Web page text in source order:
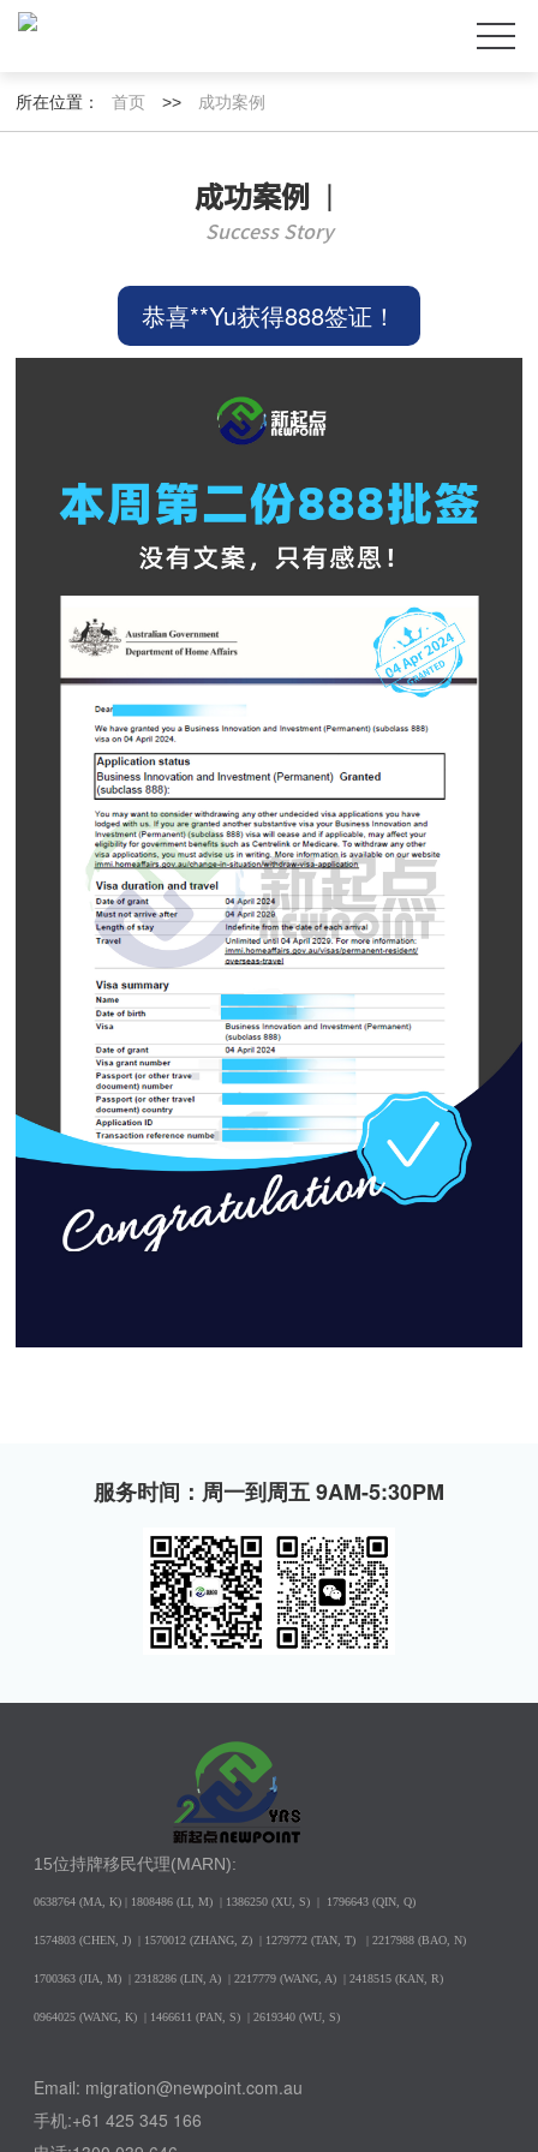
所在位置： 首页 >> 成功案例
成功案例 丨
Success Story
恭喜**Yu获得888签证！
服务时间：周一到周五 9AM-5:30PM
15位持牌移民代理(MARN):
0638764 (MA, K) | 1808486 (LI, M) | 1386250(XU, S) | 1796643 (QIN, Q)
1574803 (CHEN, J) | 1570012 (ZHANG, Z) | 1279772 (TAN, T) | 2217988 (BAO, N)
1700363 (JIA, M) | 2318286 (LIN, A) | 2217779 (WANG, A) | 2418515 (KAN, R)
0964025 (WANG, K) | 1466611 (PAN, S) | 2619340 (WU, S)
Email: migration@newpoint.com.au
手机:+61 425 345 166